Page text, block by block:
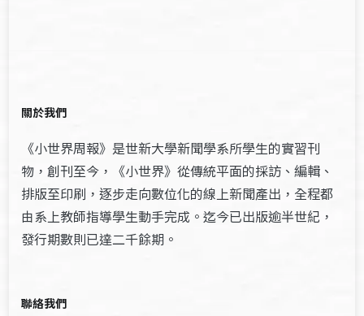
關於我們
《小世界周報》是世新大學新聞學系所學生的實習刊
物，創刊至今，《小世界》從傳統平面的採訪、編輯、
排版至印刷，逐步走向數位化的線上新聞產出，全程都
由系上教師指導學生動手完成。迄今已出版逾半世紀，
發行期數則已達二千餘期。
聯絡我們